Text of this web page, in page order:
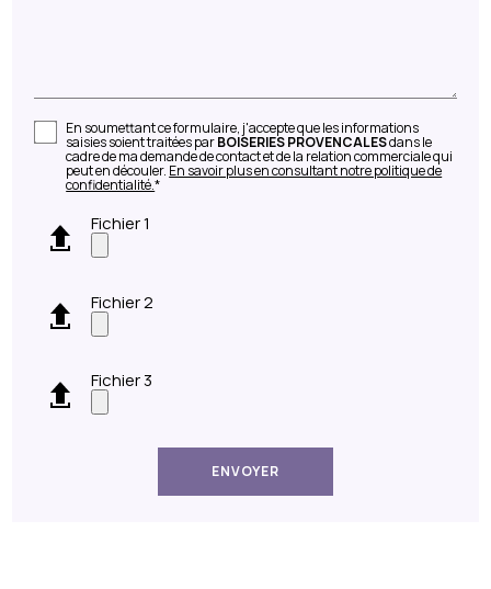
En soumettant ce formulaire, j'accepte que les informations
saisies soient traitées parBOISERIES PROVENCALESdans le
cadre de ma demande de contact et de la relation commerciale qui
peut en découler. En savoir plus en consultant notre politique de
confidentialité.*
Fichier 1
Fichier 2
Fichier 3